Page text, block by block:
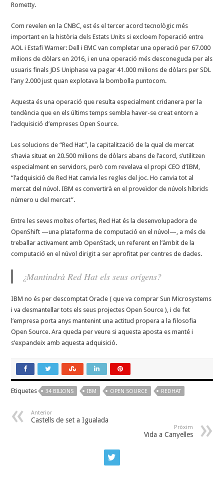
Rometty.
Com revelen en la CNBC, est és el tercer acord tecnològic més
important en la història dels Estats Units si excloem l’operació entre
AOL i Estafi Warner: Dell i EMC van completar una operació per 67.000
milions de dòlars en 2016, i en una operació més desconeguda per als
usuaris finals JDS Uniphase va pagar 41.000 milions de dòlars per SDL
l’any 2.000 just quan explotava la bombolla puntocom.
Aquesta és una operació que resulta especialment cridanera per la
tendència que en els últims temps sembla haver-se creat entorn a
l’adquisició d’empreses Open Source.
Les solucions de “Red Hat”, la capitalització de la qual de mercat
s’havia situat en 20.500 milions de dòlars abans de l’acord, s’utilitzen
especialment en servidors, però com revelava el propi CEO d’IBM,
“l’adquisició de Red Hat canvia les regles del joc. Ho canvia tot al
mercat del núvol. IBM es convertirà en el proveïdor de núvols híbrids
número u del mercat”.
Entre les seves moltes ofertes, Red Hat és la desenvolupadora de
OpenShift —una plataforma de computació en el núvol—, a més de
treballar activament amb OpenStack, un referent en l’àmbit de la
computació en el núvol dirigit a ser aprofitat per centres de dades.
¿Mantindrà Red Hat els seus orígens?
IBM no és per descomptat Oracle ( que va comprar Sun Microsystems
i va desmantellar tots els seus projectes Open Source ), i de fet
l’empresa porta anys mantenint una actitud propera a la filosofia
Open Source. Ara queda per veure si aquesta aposta es manté i
s’expandeix amb aquesta adquisició.
Etiquetes 34 BILIONS IBM OPEN SOURCE REDHAT
Anterior
Castells de set a Igualada
Pròxim
Vida a Canyelles